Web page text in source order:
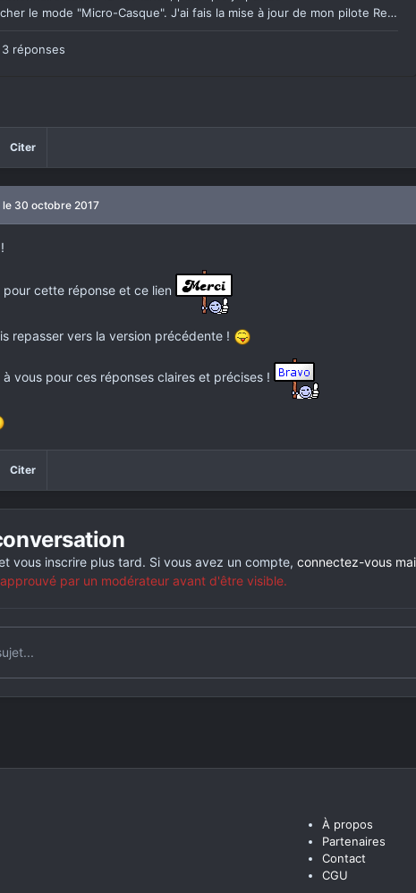
Citer
le 30 octobre 2017
pour cette réponse et ce lien
repasser vers la version précédente !
à vous pour ces réponses claires et précises !
Citer
vous inscrire plus tard. Si vous avez un compte, connectez-vous
par un modérateur avant d'être visible.
À propos
Partenaires
Contact
CGU